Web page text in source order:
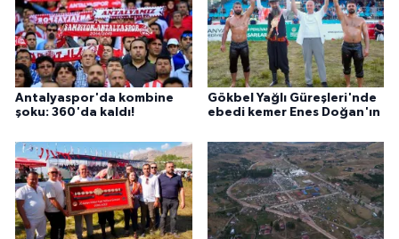
Antalyaspor'da kombine
şoku: 360'da kaldı!
Gökbel Yağlı Güreşleri'nde
ebedi kemer Enes Doğan'ın